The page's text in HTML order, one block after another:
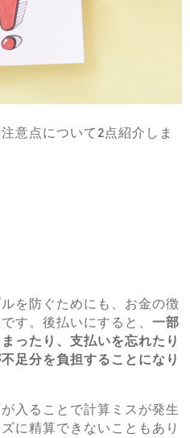
意点について2点紹介しま
を防ぐためにも、お金の徴
す。後払いにすると、 一部
ったり、支払いを忘れたり
足分を負担することになり
入ることで計算ミスが発生
に精算できないこともあり